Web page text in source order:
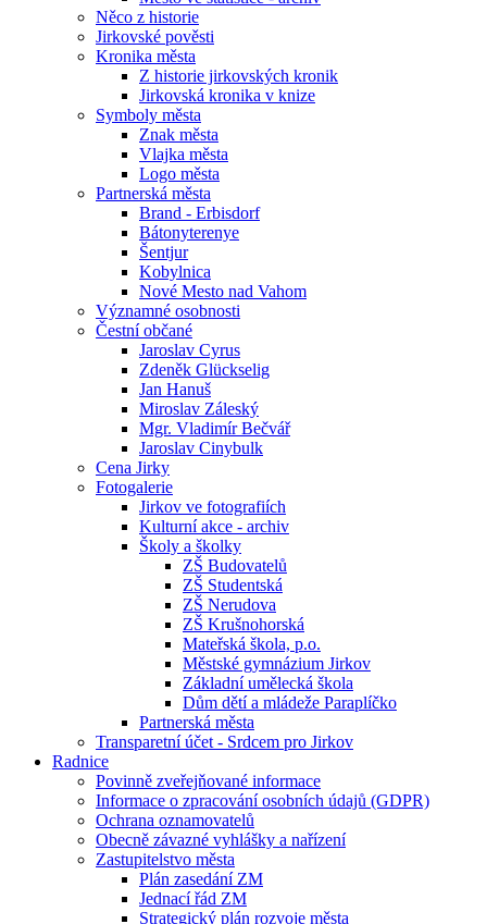
Něco z historie
Jirkovské pověsti
Kronika města
Z historie jirkovských kronik
Jirkovská kronika v knize
Symboly města
Znak města
Vlajka města
Logo města
Partnerská města
Brand - Erbisdorf
Bátonyterenye
Šentjur
Kobylnica
Nové Mesto nad Vahom
Významné osobnosti
Čestní občané
Jaroslav Cyrus
Zdeněk Glückselig
Jan Hanuš
Miroslav Záleský
Mgr. Vladimír Bečvář
Jaroslav Cinybulk
Cena Jirky
Fotogalerie
Jirkov ve fotografiích
Kulturní akce - archiv
Školy a školky
ZŠ Budovatelů
ZŠ Studentská
ZŠ Nerudova
ZŠ Krušnohorská
Mateřská škola, p.o.
Městské gymnázium Jirkov
Základní umělecká škola
Dům dětí a mládeže Paraplíčko
Partnerská města
Transparetní účet - Srdcem pro Jirkov
Radnice
Povinně zveřejňované informace
Informace o zpracování osobních údajů (GDPR)
Ochrana oznamovatelů
Obecně závazné vyhlášky a nařízení
Zastupitelstvo města
Plán zasedání ZM
Jednací řád ZM
Strategický plán rozvoje města